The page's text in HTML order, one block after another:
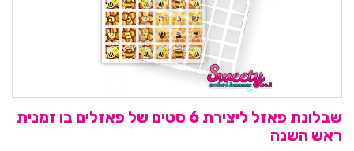
שבלונת פאזל ליצירת 6 סטים של פאזלים בו זמנית
ראש השנה